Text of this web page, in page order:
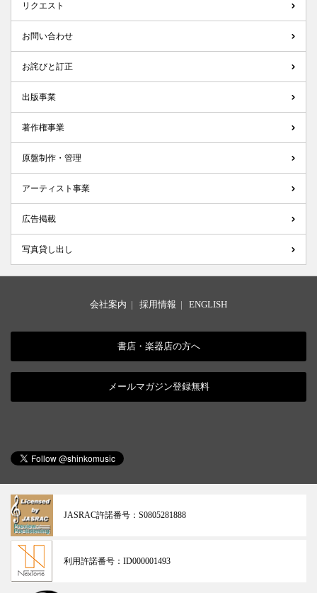
リクエスト
お問い合わせ
お詫びと訂正
出版事業
著作権事業
原盤制作・管理
アーティスト事業
広告掲載
写真貸し出し
会社案内 | 採用情報 | ENGLISH
書店・楽器店の方へ
メールマガジン登録無料
JASRAC許諾番号： S0805281888
利用許諾番号： ID000001493